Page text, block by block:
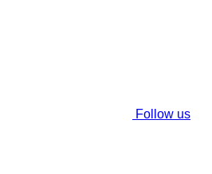
Follow us